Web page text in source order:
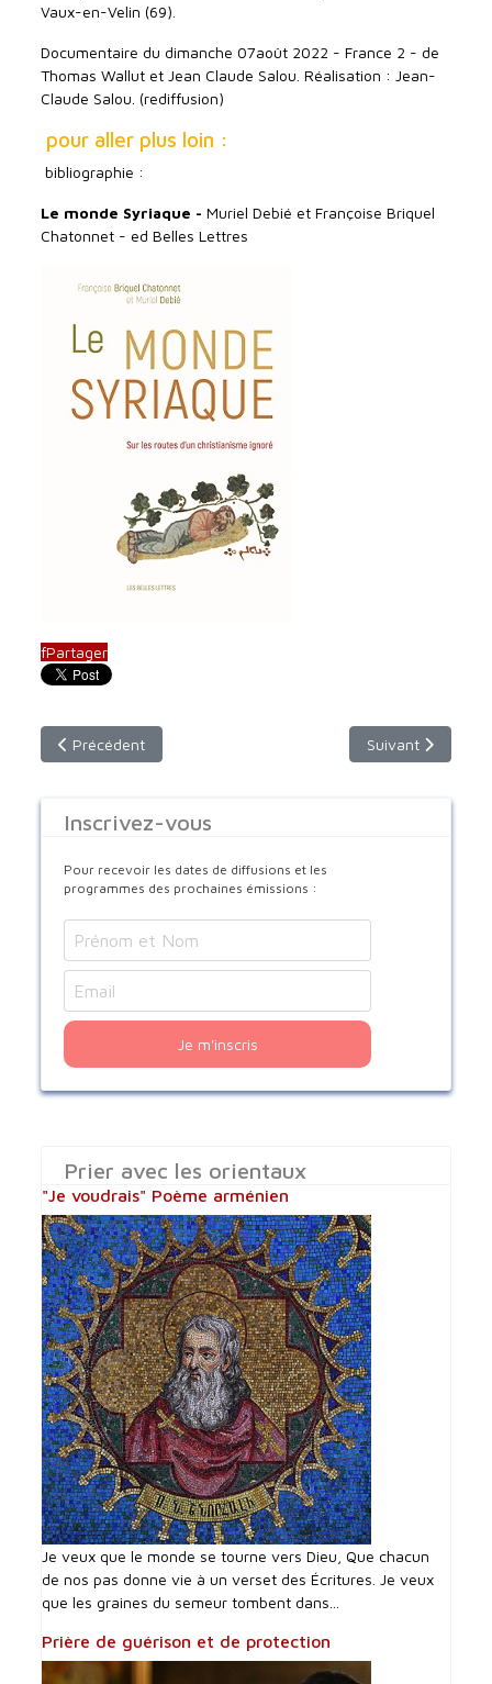
Vaux-en-Velin (69).
Documentaire du dimanche 07août 2022 - France 2 - de
Thomas Wallut et Jean Claude Salou. Réalisation : Jean-
Claude Salou. (rediffusion)
pour aller plus loin :
bibliographie :
Le monde Syriaque - Muriel Debié et Françoise Briquel
Chatonnet - ed Belles Lettres
fPartager
Article précédent : Emission du lundi 15 Août 2022 - 10h
Précédent Article suivant :
Suivant
Inscrivez-vous
Pour recevoir les dates de diffusions et les
programmes des prochaines émissions :
Je m'inscris
Prier avec les orientaux
"Je voudrais" Poème arménien
Je veux que le monde se tourne vers Dieu, Que chacun
de nos pas donne vie à un verset des Écritures. Je veux
que les graines du semeur tombent dans...
Prière de guérison et de protection